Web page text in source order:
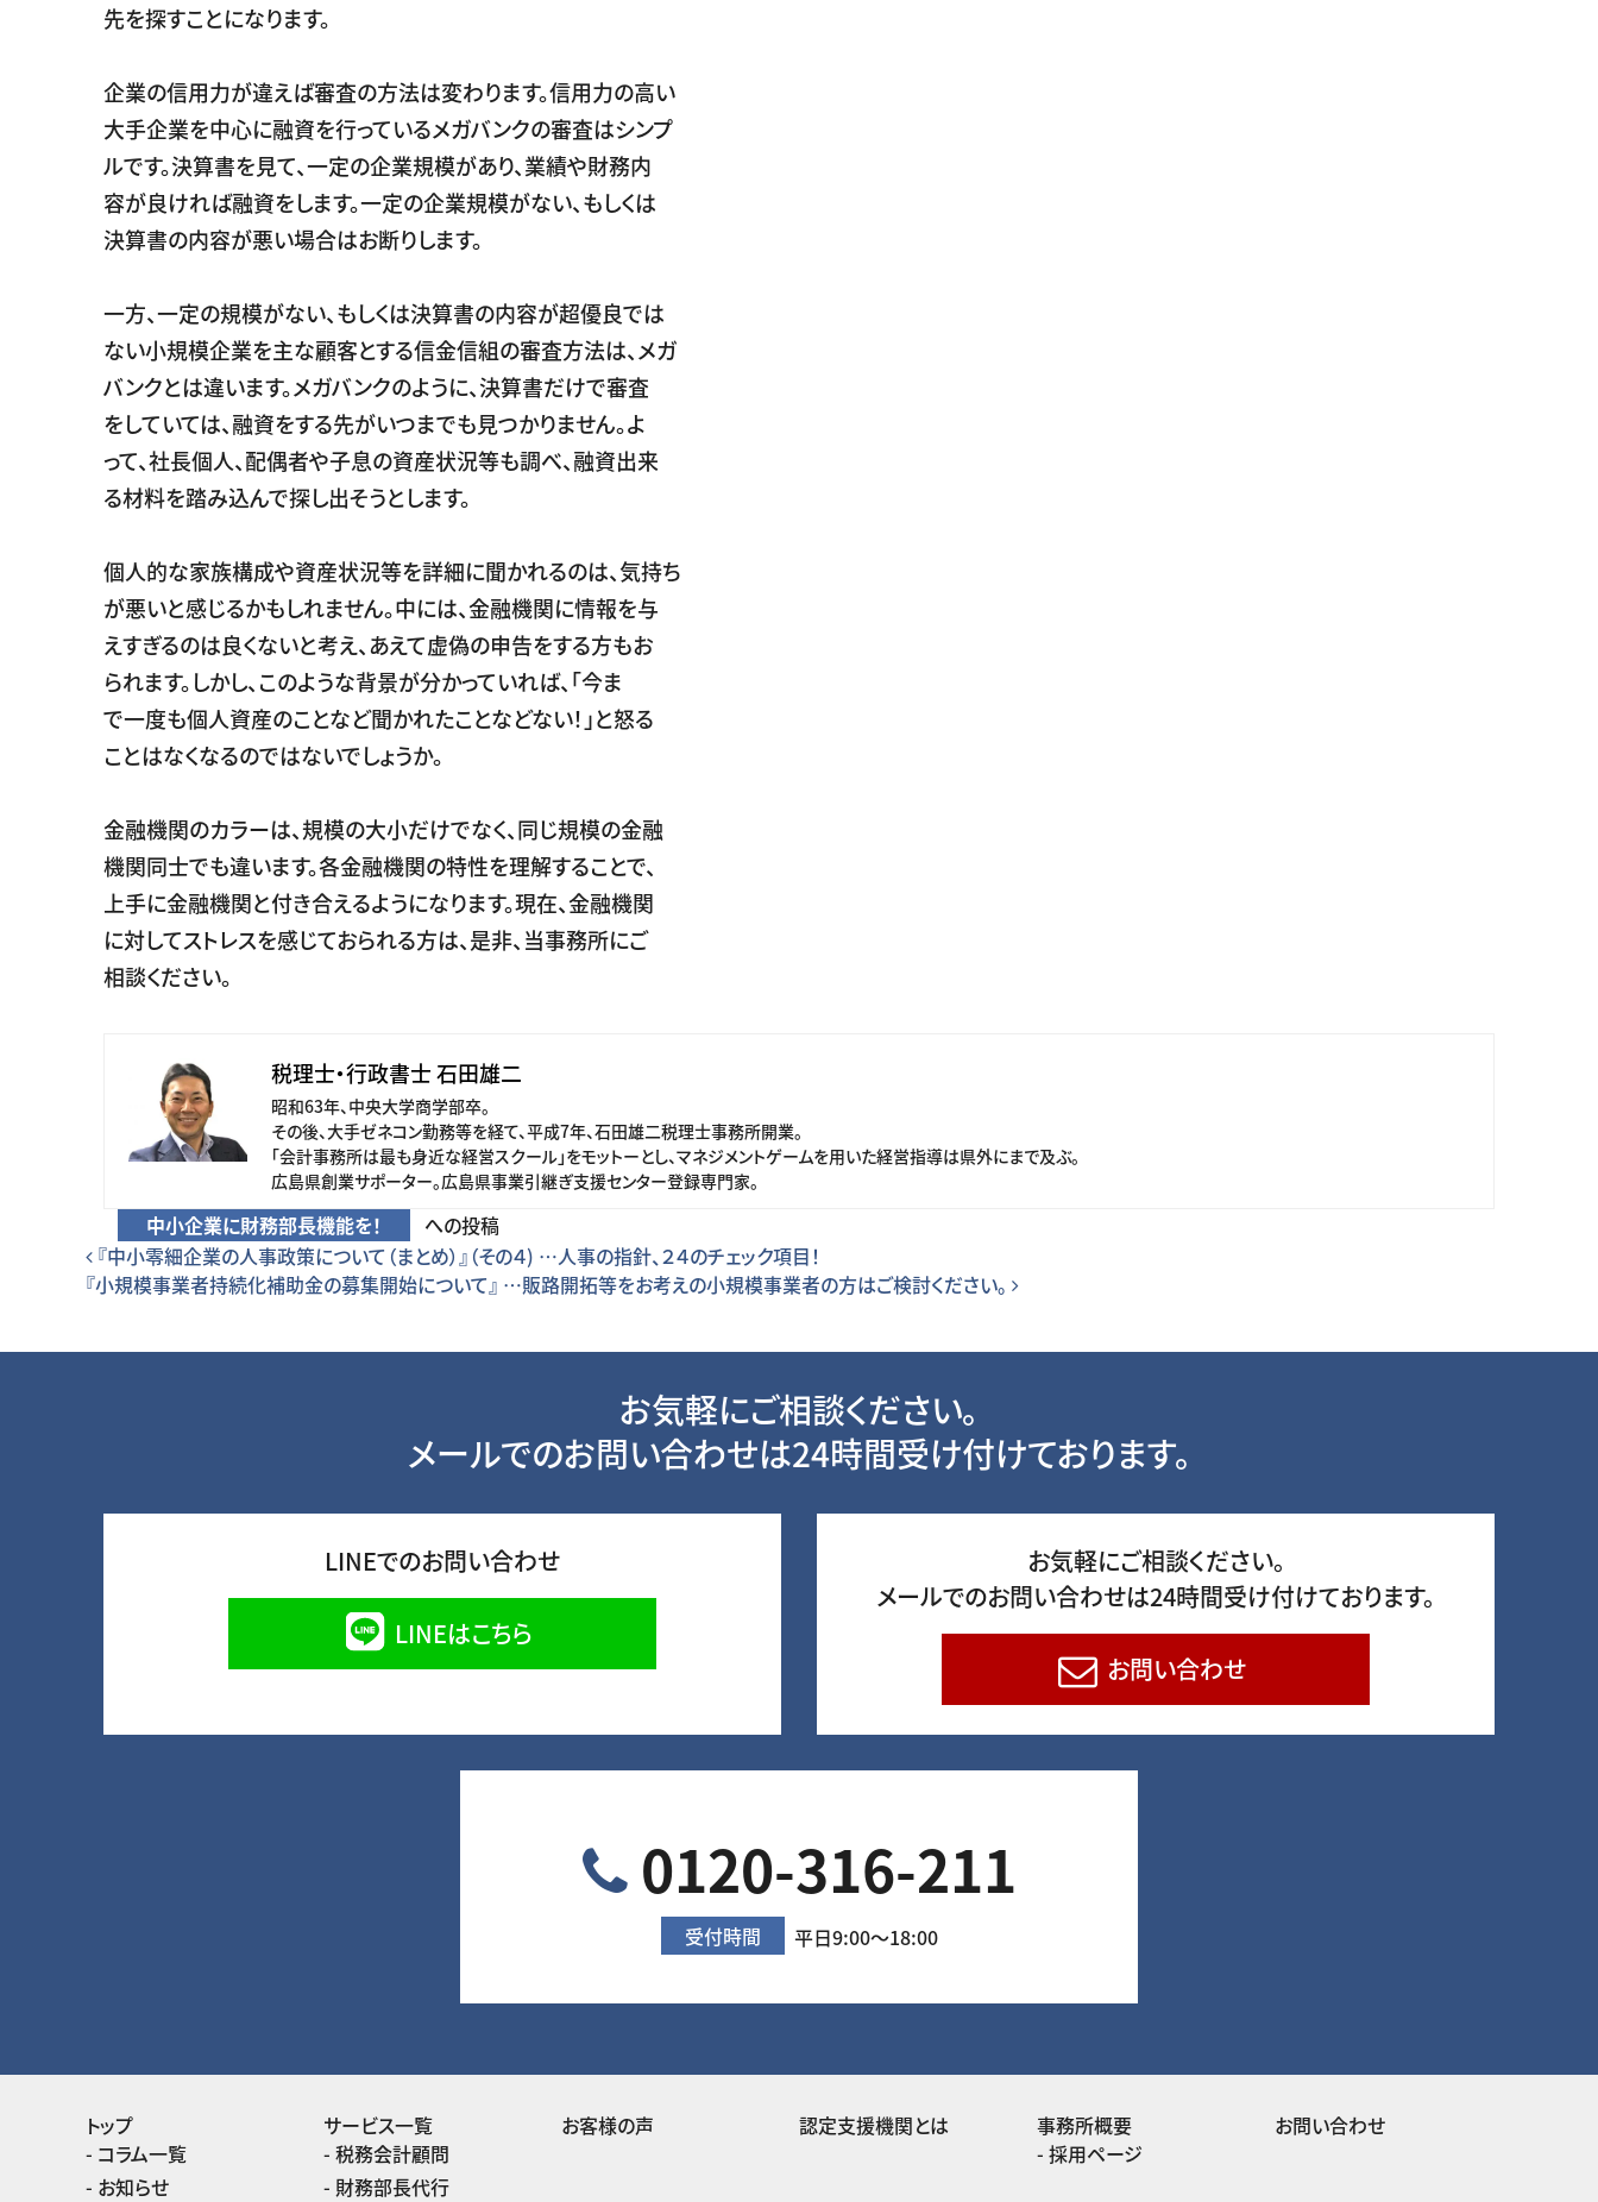
先を探すことになります。
企業の信用力が違えば審査の方法は変わります。信用力の高い
大手企業を中心に融資を行っているメガバンクの審査はシンプ
ルです。決算書を見て、一定の企業規模があり、業績や財務内
容が良ければ融資をします。一定の企業規模がない、もしくは
決算書の内容が悪い場合はお断りします。
一方、一定の規模がない、もしくは決算書の内容が超優良では
ない小規模企業を主な顧客とする信金信組の審査方法は、メガ
バンクとは違います。メガバンクのように、決算書だけで審査
をしていては、融資をする先がいつまでも見つかりません。よ
って、社長個人、配偶者や子息の資産状況等も調べ、融資出来
る材料を踏み込んで探し出そうとします。
個人的な家族構成や資産状況等を詳細に聞かれるのは、気持ち
が悪いと感じるかもしれません。中には、金融機関に情報を与
えすぎるのは良くないと考え、あえて虚偽の申告をする方もお
られます。しかし、このような背景が分かっていれば、「今ま
で一度も個人資産のことなど聞かれたことなどない！」と怒る
ことはなくなるのではないでしょうか。
金融機関のカラーは、規模の大小だけでなく、同じ規模の金融
機関同士でも違います。各金融機関の特性を理解することで、
上手に金融機関と付き合えるようになります。現在、金融機関
に対してストレスを感じておられる方は、是非、当事務所にご
相談ください。
税理士・行政書士 石田雄二
昭和63年、中央大学商学部卒。
その後、大手ゼネコン勤務等を経て、平成7年、石田雄二税理士事務所開業。
「会計事務所は最も身近な経営スクール」をモットーとし、マネジメントゲームを用いた経営指導は県外にまで及ぶ。
広島県創業サポーター。広島県事業引継ぎ支援センター登録専門家。
中小企業に財務部長機能を！ への投稿
投稿ナビゲーション
『中小零細企業の人事政策について（まとめ）』（その４) …人事の指針、２４のチェック項目！
『小規模事業者持続化補助金の募集開始について』 …販路開拓等をお考えの小規模事業者の方はご検討ください。
お気軽にご相談ください。
メールでのお問い合わせは24時間受け付けております。
LINEでのお問い合わせ
LINEはこちら
お気軽にご相談ください。
メールでのお問い合わせは24時間受け付けております。
お問い合わせ
0120-316-211
受付時間 平日9:00～18:00
トップ
コラム一覧
お知らせ
サービス一覧
税務会計顧問
財務部長代行
お客様の声 認定支援機関とは
事務所概要
採用ページ
お問い合わせ